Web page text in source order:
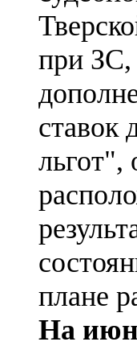
при ЗС,
ставок
льгот",
плане
На